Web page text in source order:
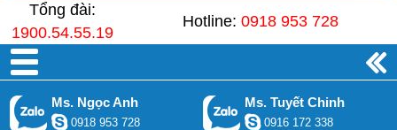
Tổng đài:
1900.54.55.19
Hotline: 0918 953 728
Ms. Ngọc Anh
0918 953 728
Ms. Tuyết Chinh
0916 172 338